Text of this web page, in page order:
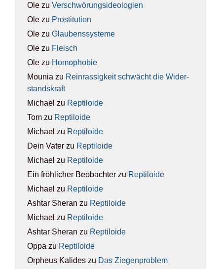
Ole zu Ver­schwö­rungs­ideo­lo­gien
Ole zu Pro­sti­tu­ti­on
Ole zu Glau­bens­sys­te­me
Ole zu Fleisch
Ole zu Homo­pho­bie
Mounia zu Rein­ras­sig­keit schwächt die Wider­
stands­kraft
Michael zu Rep­ti­lo­ide
Tom zu Rep­ti­lo­ide
Michael zu Rep­ti­lo­ide
Dein Vater zu Rep­ti­lo­ide
Michael zu Rep­ti­lo­ide
Ein fröhlicher Beobachter zu Rep­ti­lo­ide
Michael zu Rep­ti­lo­ide
Ashtar Sheran zu Rep­ti­lo­ide
Michael zu Rep­ti­lo­ide
Ashtar Sheran zu Rep­ti­lo­ide
Oppa zu Rep­ti­lo­ide
Orpheus Kalides zu Das Zie­gen­pro­blem